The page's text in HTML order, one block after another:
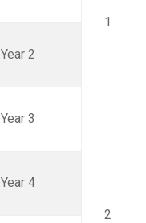
1
Year 2
Year 3
2
Year 4